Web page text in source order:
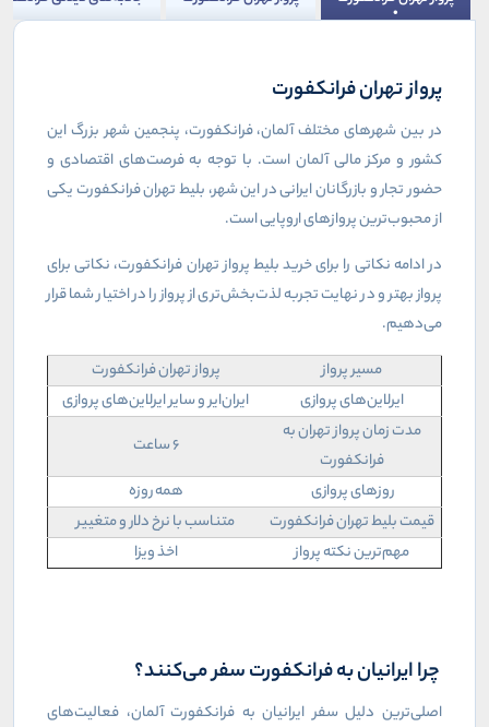
پرواز تهران فرانکفورت
در بین شهرهای مختلف آلمان، فرانکفورت، پنجمین شهر بزرگ این
کشور و مرکز مالی آلمان است. با توجه به فرصت‌های اقتصادی و
حضور تجار و بازرگانان ایرانی در این شهر، بلیط تهران فرانکفورت یکی
از محبوب‌ترین پروازهای اروپایی است.
در ادامه نکاتی را برای خرید بلیط پرواز تهران فرانکفورت، نکاتی برای
پرواز بهتر و در نهایت تجربه لذت‌بخش‌تری از پرواز را در اختیار شما قرار
می‌دهیم.
مسیر پرواز
پرواز تهران فرانکفورت
ایرلاین‌های پروازی
ایران‌ایر و سایر ایرلاین‌های پروازی
مدت زمان پرواز تهران به
فرانکفورت
6 ساعت
روزهای پروازی
همه روزه
قیمت بلیط تهران فرانکفورت
متناسب با نرخ دلار و متغییر
مهم‌ترین نکته پرواز
اخذ ویزا
چرا ایرانیان به فرانکفورت سفر می‌کنند؟
اصلی‌ترین دلیل سفر ایرانیان به فرانکفورت آلمان، فعالیت‌های